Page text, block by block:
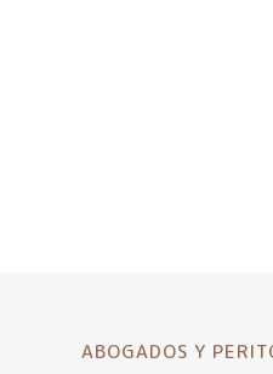
ABOGADOS Y